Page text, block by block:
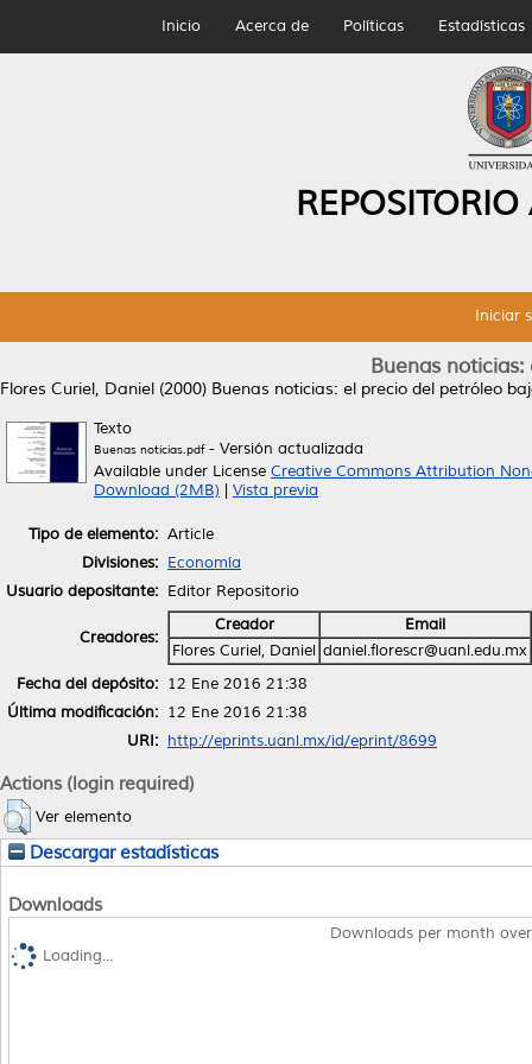
Inicio Acerca de Políticas Estadísticas
Iniciar
Buenas
Flores Curiel, Daniel (2000) Buenas noticias: el precio del petróleo
Texto
Buenas noticias.pdf- Versión actualizada
Available under License Creative Commons Attribution
Download (2MB)
Vista previa
Tipo de elemento: Article
Divisiones: Economía
Usuario depositante: Editor Repositorio
Creadores:
Creador
Email
Flores Curiel, Daniel daniel.florescr@uanl.edu.mx
Fecha del depósito: 12 Ene 2016 21:38
Última modificación: 12 Ene 2016 21:38
URI: http://eprints.uanl.mx/id/eprint/8699
Actions (login required)
Ver elemento
Descargar estadísticas
Downloads
Downloads per month
Loading...